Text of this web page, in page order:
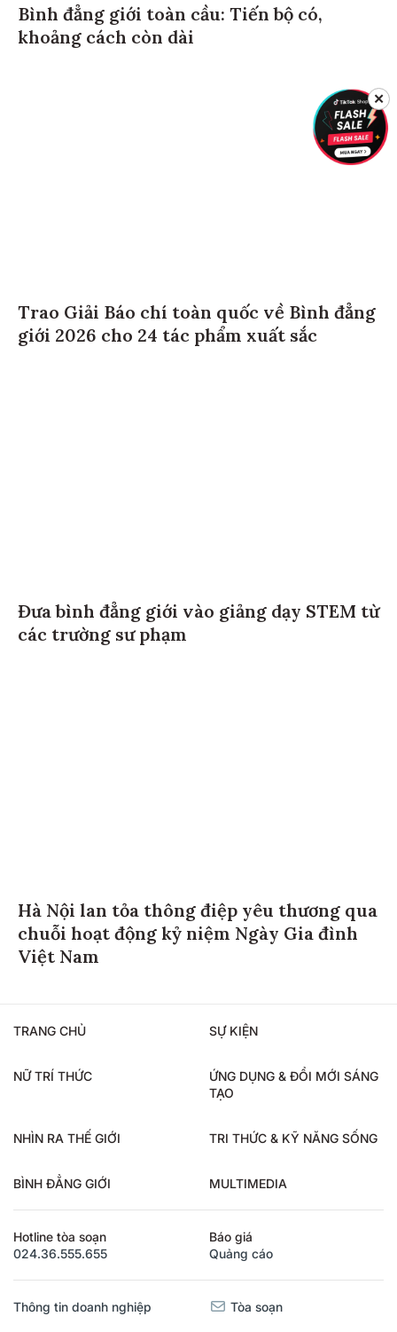
Bình đẳng giới toàn cầu: Tiến bộ có,
khoảng cách còn dài
Trao Giải Báo chí toàn quốc về Bình đẳng
giới 2026 cho 24 tác phẩm xuất sắc
Đưa bình đẳng giới vào giảng dạy STEM từ
các trường sư phạm
Hà Nội lan tỏa thông điệp yêu thương qua
chuỗi hoạt động kỷ niệm Ngày Gia đình
Việt Nam
TRANG CHỦ SỰ KIỆN
NỮ TRÍ THỨC
ỨNG DỤNG & ĐỔI MỚI SÁNG
TẠO
NHÌN RA THẾ GIỚI TRI THỨC & KỸ NĂNG SỐNG
BÌNH ĐẲNG GIỚI MULTIMEDIA
Hotline tòa soạn
024.36.555.655
Báo giá
Quảng cáo
Thông tin doanh nghiệp Tòa soạn
✕